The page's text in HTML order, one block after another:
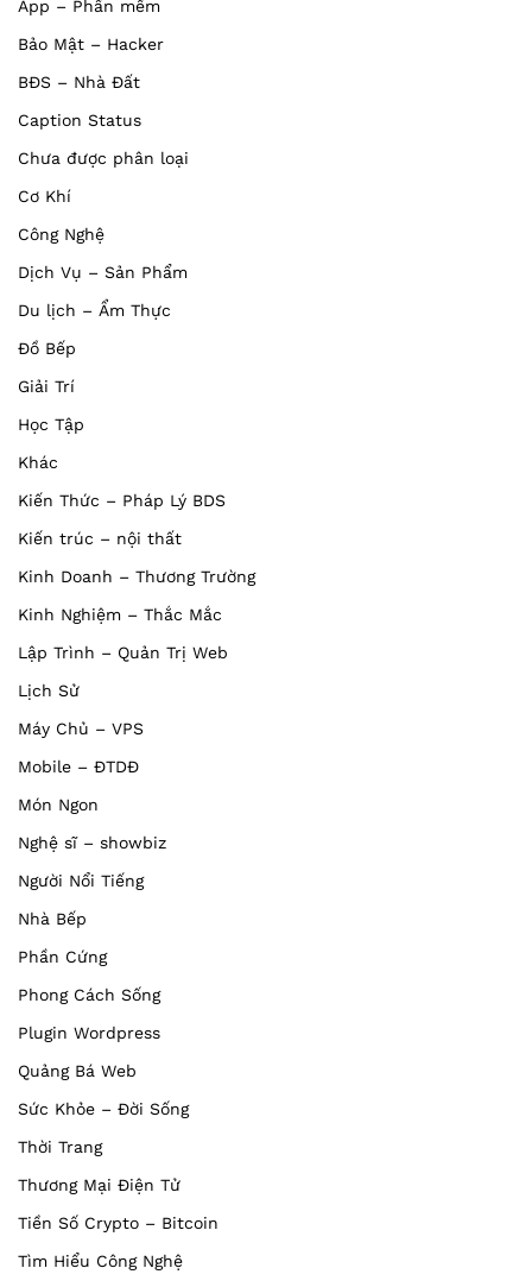
App – Phần mềm
Bảo Mật – Hacker
BĐS – Nhà Đất
Caption Status
Chưa được phân loại
Cơ Khí
Công Nghệ
Dịch Vụ – Sản Phẩm
Du lịch – Ẩm Thực
Đồ Bếp
Giải Trí
Học Tập
Khác
Kiến Thức – Pháp Lý BDS
Kiến trúc – nội thất
Kinh Doanh – Thương Trường
Kinh Nghiệm – Thắc Mắc
Lập Trình – Quản Trị Web
Lịch Sử
Máy Chủ – VPS
Mobile – ĐTDĐ
Món Ngon
Nghệ sĩ – showbiz
Người Nổi Tiếng
Nhà Bếp
Phần Cứng
Phong Cách Sống
Plugin Wordpress
Quảng Bá Web
Sức Khỏe – Đời Sống
Thời Trang
Thương Mại Điện Tử
Tiền Số Crypto – Bitcoin
Tìm Hiểu Công Nghệ